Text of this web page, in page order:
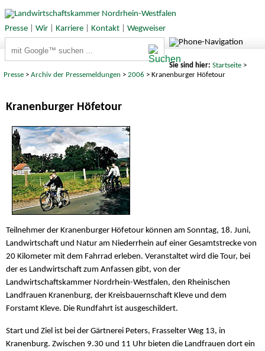
Presse| Wir| Karriere| Kontakt| Wegweiser
Sie sind hier: Startseite>
Presse >Archiv der Pressemeldungen > 2006 > Kranenburger Höfetour
Kranenburger Höfetour
Teilnehmer der Kranenburger Höfetour können am Sonntag, 18. Juni,
Landwirtschaft und Natur am Niederrhein auf einer Gesamtstrecke von
20 Kilometer mit dem Fahrrad erleben. Veranstaltet wird die Tour, bei
der es Landwirtschaft zum Anfassen gibt, von der
Landwirtschaftskammer Nordrhein-Westfalen, den Rheinischen
Landfrauen Kranenburg, der Kreisbauernschaft Kleve und dem
Forstamt Kleve. Die Rundfahrt ist ausgeschildert.
Start und Ziel ist bei der Gärtnerei Peters, Frasselter Weg 13, in
Kranenburg. Zwischen 9.30 und 11 Uhr bieten die Landfrauen dort ein